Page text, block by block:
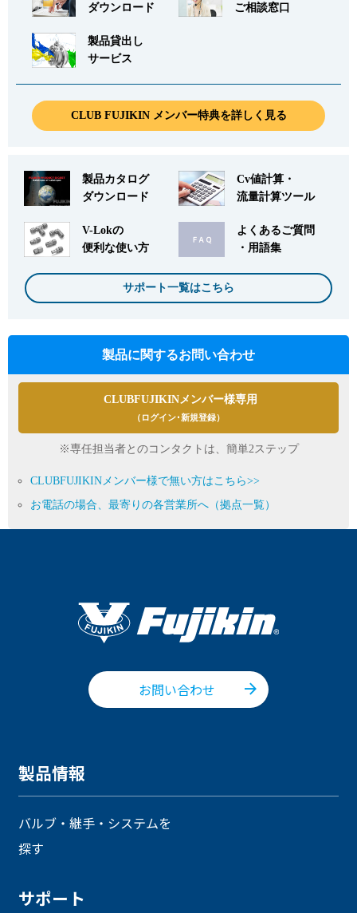
品番 F900-AT-9.52DF
詳細
CADデータ
CADデータ
品番 F900-AT-12.7CF
サイズ 12.7mm × G3/8
F900-AT-12.7DF
詳細
12.7mm × G1/2
お問い合わせ
CADデータ
ダウンロード ご相談窓口
製品貸出し
サービス
CLUB FUJIKIN メンバー特典を詳しく見る
製品カタログ
ダウンロード
Cv値計算・
流量計算ツール
V-Lokの
便利な使い方
よくあるご質問
・用語集
サポート一覧はこちら
製品に関するお問い合わせ
CLUBFUJIKINメンバー様専用
（ログイン･新規登録）
※専任担当者とのコンタクトは、簡単2ステップ
CLUBFUJIKINメンバー様で無い方はこちら>>
お電話の場合、最寄りの各営業所へ（拠点一覧）
お問い合わせ
製品情報
バルブ・継手・システムを
探す
サポート